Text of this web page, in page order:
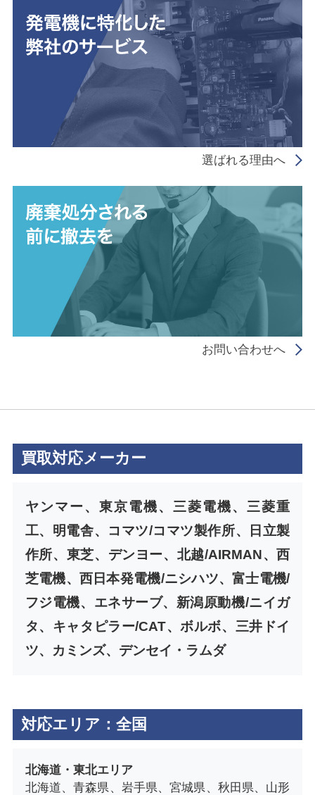
選ばれる理由へ
お問い合わせへ
買取対応メーカー
ヤンマー、東京電機、三菱電機、三菱重
工、明電舎、コマツ/コマツ製作所、日立製
作所、東芝、デンヨー、北越/AIRMAN、西
芝電機、西日本発電機/ニシハツ、富士電機/
フジ電機、エネサーブ、新潟原動機/ニイガ
タ、キャタピラー/CAT、ボルボ、三井ドイ
ツ、カミンズ、デンセイ・ラムダ
対応エリア：全国
北海道・東北エリア
北海道、青森県、岩手県、宮城県、秋田県、山形